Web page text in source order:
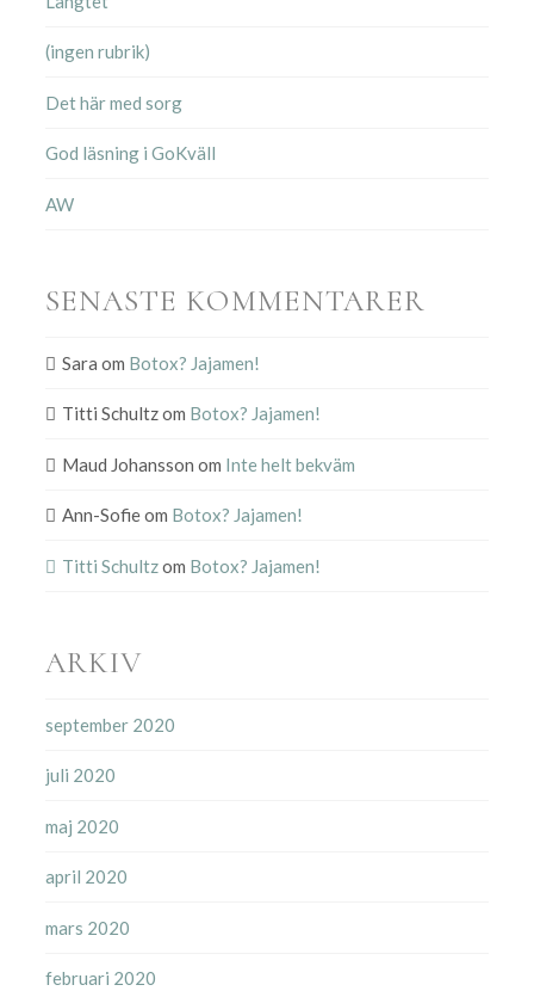
(ingen rubrik)
Det här med sorg
God läsning i GoKväll
AW
SENASTE KOMMENTARER
Sara om Botox? Jajamen!
Titti Schultzom Botox? Jajamen!
Maud Johansson om Inte helt bekväm
Ann-Sofieom Botox? Jajamen!
Titti Schultzom Botox? Jajamen!
ARKIV
september 2020
juli 2020
maj 2020
april 2020
mars 2020
februari 2020